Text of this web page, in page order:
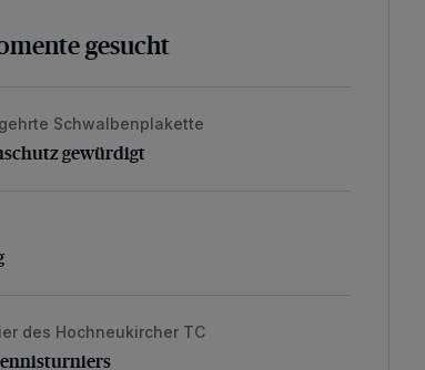
gesucht
gewürdigt
Schwalbenplakette
gewürdigt
des Hochneukircher TC